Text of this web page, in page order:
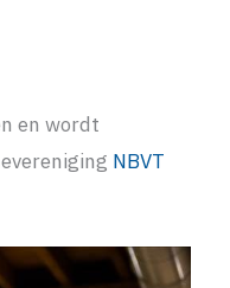
en wordt
NBVT